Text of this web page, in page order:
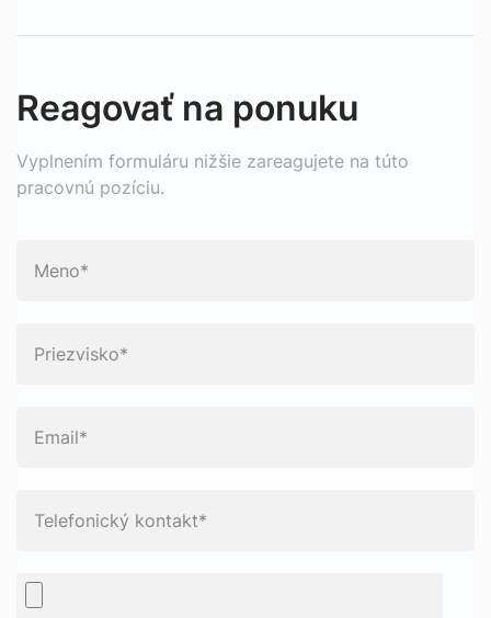
Reagovať na ponuku
Vyplnením formuláru nižšie zareagujete na túto
pracovnú pozíciu.